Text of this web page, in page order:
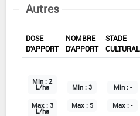
Autres
DOSE
D'APPORT
NOMBRE
D'APPORT
STADE
CULTURAL
Min : 2
L/ha
Max : 3
L/ha
Min : 3
Max : 5
Min : -
Max : -